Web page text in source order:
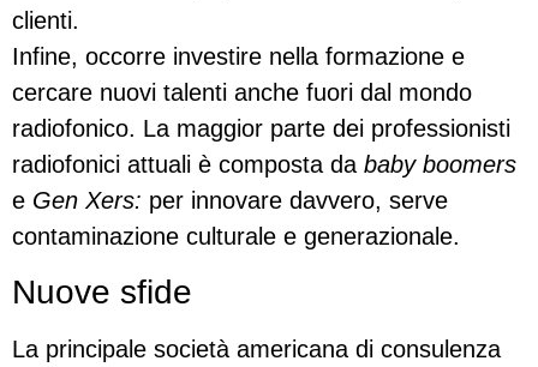
clienti.
Infine, occorre investire nella formazione e
cercare nuovi talenti anche fuori dal mondo
radiofonico. La maggior parte dei professionisti
radiofonici attuali è composta da baby boomers
e Gen Xers: per innovare davvero, serve
contaminazione culturale e generazionale.
Nuove sfide
La principale società americana di consulenza